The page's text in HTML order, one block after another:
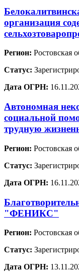
организация
Регион: Ростовская
Статус:
Дата ОГРН:
Автономная
социальной
трудную
Регион: Ростовская
Статус:
Дата ОГРН:
"ФЕНИКС"
Регион: Ростовская
Статус:
Дата ОГРН: